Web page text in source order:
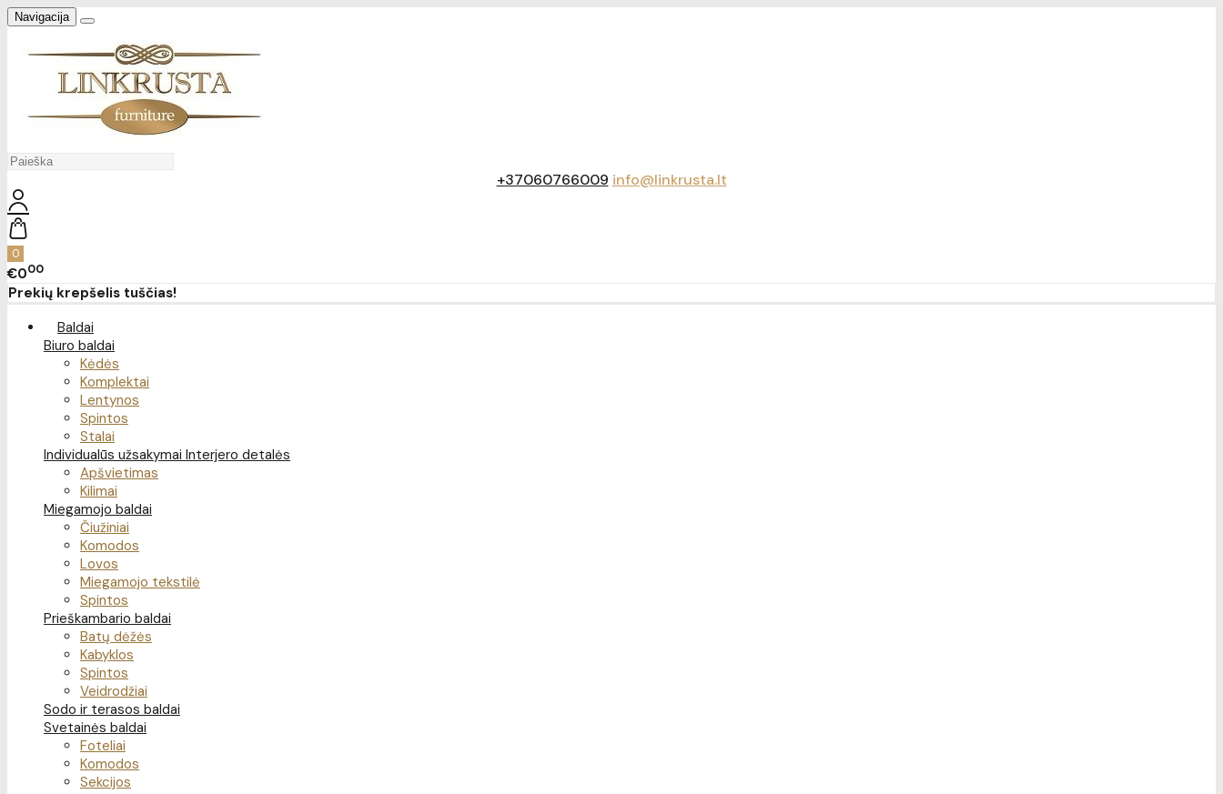
Navigacija
+37060766009 info@linkrusta.lt
0
€000
Prekių krepšelis tuščias!
Baldai
Biuro baldai
Kėdės
Komplektai
Lentynos
Spintos
Stalai
Individualūs užsakymai Interjero detalės
Apšvietimas
Kilimai
Miegamojo baldai
Čiužiniai
Komodos
Lovos
Miegamojo tekstilė
Spintos
Prieškambario baldai
Batų dėžės
Kabyklos
Spintos
Veidrodžiai
Sodo ir terasos baldai
Svetainės baldai
Foteliai
Komodos
Sekcijos